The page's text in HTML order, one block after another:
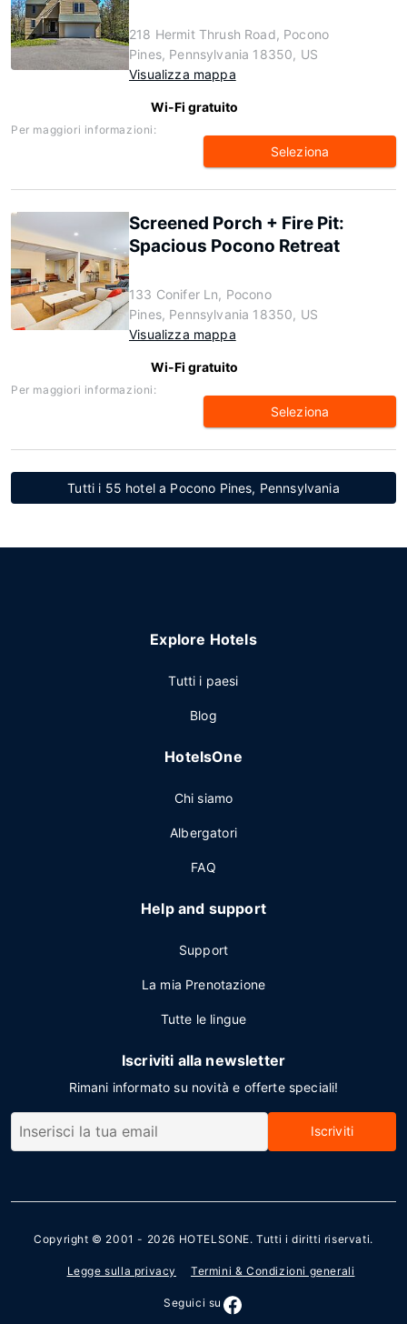
218 Hermit Thrush Road, Pocono
Pines, Pennsylvania 18350, US
Visualizza mappa
Wi-Fi gratuito
Per maggiori informazioni:
Seleziona
Screened Porch + Fire Pit:
Spacious Pocono Retreat
133 Conifer Ln, Pocono
Pines, Pennsylvania 18350, US
Visualizza mappa
Wi-Fi gratuito
Per maggiori informazioni:
Seleziona
Tutti i 55 hotel a Pocono Pines, Pennsylvania
Explore Hotels
Tutti i paesi
Blog
HotelsOne
Chi siamo
Albergatori
FAQ
Help and support
Support
La mia Prenotazione
Tutte le lingue
Iscriviti alla newsletter
Rimani informato su novità e offerte speciali!
Iscriviti
Copyright © 2001 - 2026 HOTELSONE. Tutti i diritti riservati.
Legge sulla privacy Termini & Condizioni generali
Seguici su